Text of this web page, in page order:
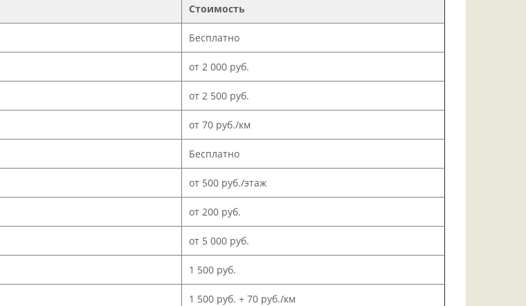
Стоимость
Бесплатно
от 2 000 руб.
от 2 500 руб.
от 70 руб./км
Бесплатно
от 500 руб./этаж
от 200 руб.
от 5 000 руб.
1 500 руб.
1 500 руб. + 70 руб./км